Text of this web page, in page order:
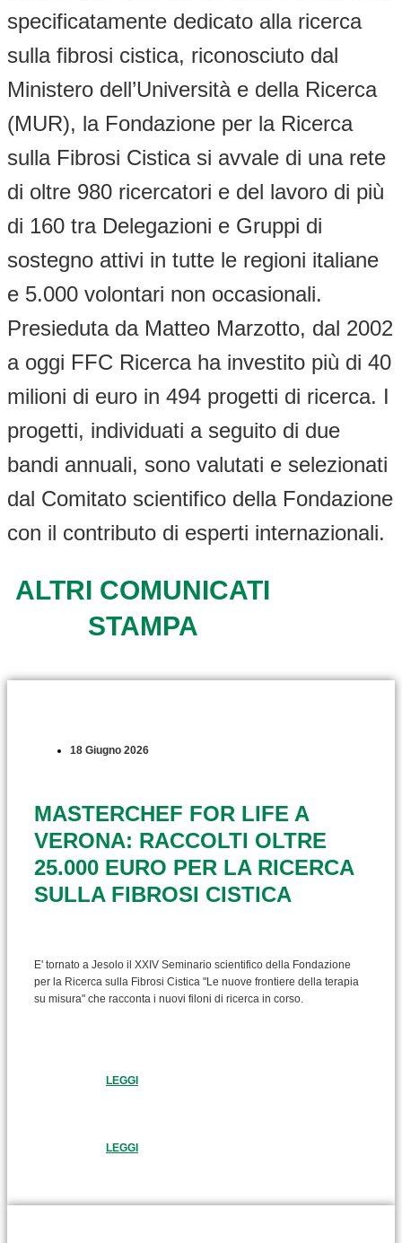
specificatamente dedicato alla ricerca
sulla fibrosi cistica, riconosciuto dal
Ministero dell’Università e della Ricerca
(MUR), la Fondazione per la Ricerca
sulla Fibrosi Cistica si avvale di una rete
di oltre 980 ricercatori e del lavoro di più
di 160 tra Delegazioni e Gruppi di
sostegno attivi in tutte le regioni italiane
e 5.000 volontari non occasionali.
Presieduta da Matteo Marzotto, dal 2002
a oggi FFC Ricerca ha investito più di 40
milioni di euro in 494 progetti di ricerca. I
progetti, individuati a seguito di due
bandi annuali, sono valutati e selezionati
dal Comitato scientifico della Fondazione
con il contributo di esperti internazionali.
ALTRI COMUNICATI
STAMPA
18 Giugno 2026
MASTERCHEF FOR LIFE A
VERONA: RACCOLTI OLTRE
25.000 EURO PER LA RICERCA
SULLA FIBROSI CISTICA
E' tornato a Jesolo il XXIV Seminario scientifico della Fondazione
per la Ricerca sulla Fibrosi Cistica "Le nuove frontiere della terapia
su misura" che racconta i nuovi filoni di ricerca in corso.
LEGGI
LEGGI